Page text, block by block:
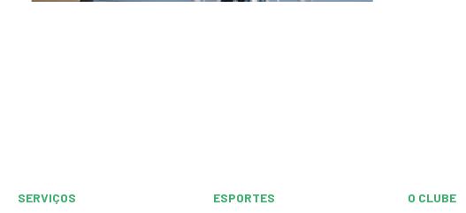
SERVIÇOS ESPORTES O CLUBE